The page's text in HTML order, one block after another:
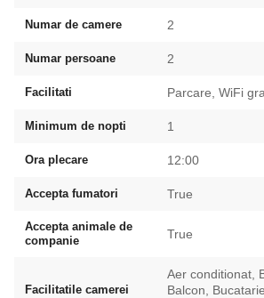
Numar de camere 2
Numar persoane 2
Facilitati Parcare, WiFi
Minimum de nopti 1
Ora plecare 12:00
Accepta fumatori True
Accepta animale de
companie
True
Facilitatile camerei
Aer conditionat,
Balcon,